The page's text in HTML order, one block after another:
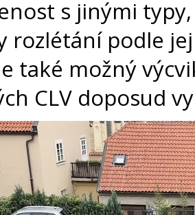
s jinými
rozlétání podle
také možný
CLV doposud